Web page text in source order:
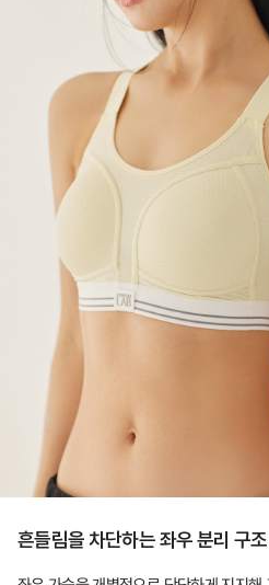
흔들림을 차단하는 좌우 분리 구조